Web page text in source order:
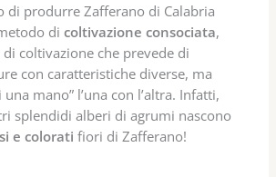
di produrre Zafferano di Calabria
dicoltivazione consociata,
coltivazione che prevede di
con caratteristiche diverse, ma
una mano” l’una con l’altra. Infatti,
splendidi alberi di agrumi nascono
e colorati fiori di Zafferano!